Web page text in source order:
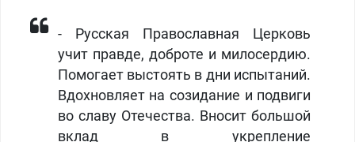
- Русская Православная Церковь
учит правде, доброте и милосердию.
Помогает выстоять в дни испытаний.
Вдохновляет на созидание и подвиги
во славу Отечества. Вносит большой
вклад в укрепление